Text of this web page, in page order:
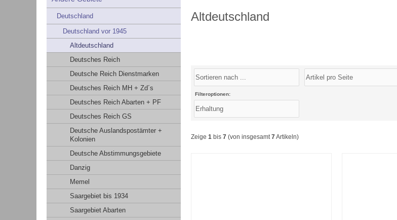
Altdeutschland
Filteroptionen:
Zeige 1 bis 7 (von insgesamt7Artikeln)
Deutschland
Deutschland vor 1945
Altdeutschland
Deutsches Reich
Deutsche Reich Dienstmarken
Deutsches Reich MH + Zd´s
Deutsches Reich Abarten + PF
Deutsches Reich GS
Deutsche Auslandspostämter +
Kolonien
Deutsche Abstimmungsgebiete
Danzig
Memel
Saargebiet bis 1934
Saargebiet Abarten